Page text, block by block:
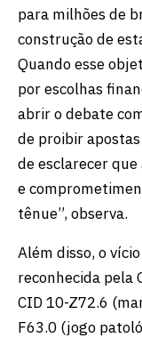
para milhões de
construção de
Quando esse
por escolhas
abrir o debate
de proibir
de esclarecer
e
tênue”, observa.
Além disso, o
reconhecida pela
CID 10-Z72.6
F63.0 (jogo